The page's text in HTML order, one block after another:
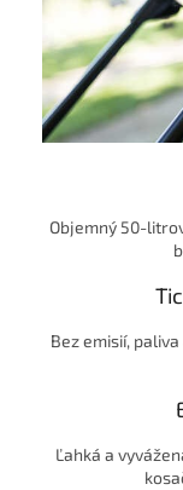
Objemný 50-
Bez emisií,
Ľahká a